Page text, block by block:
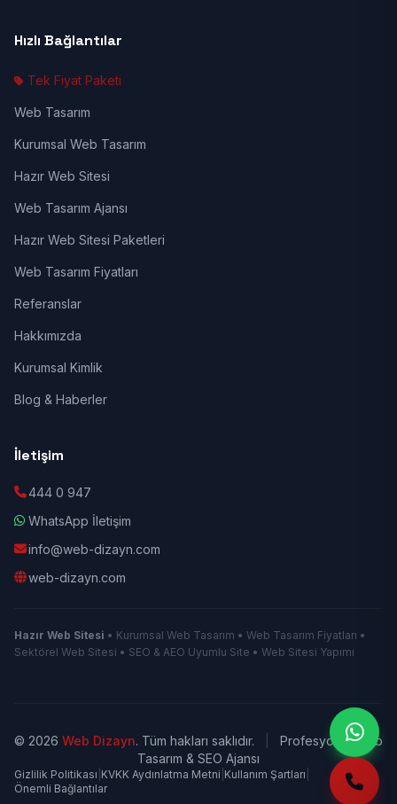
Hızlı Bağlantılar
Tek Fiyat Paketi
Web Tasarım
Kurumsal Web Tasarım
Hazır Web Sitesi
Web Tasarım Ajansı
Hazır Web Sitesi Paketleri
Web Tasarım Fiyatları
Referanslar
Hakkımızda
Kurumsal Kimlik
Blog & Haberler
İletişim
444 0 947
WhatsApp İletişim
info@web-dizayn.com
web-dizayn.com
Hazır Web Sitesi • Kurumsal Web Tasarım • Web Tasarım Fiyatları •
Sektörel Web Sitesi • SEO & AEO Uyumlu Site • Web Sitesi Yapımı
© 2026 Web Dizayn. Tüm hakları saklıdır.
Profesyonel Web
Tasarım & SEO Ajansı
Gizlilik Politikası KVKK Aydınlatma Metni Kullanım Şartları
Önemli Bağlantılar